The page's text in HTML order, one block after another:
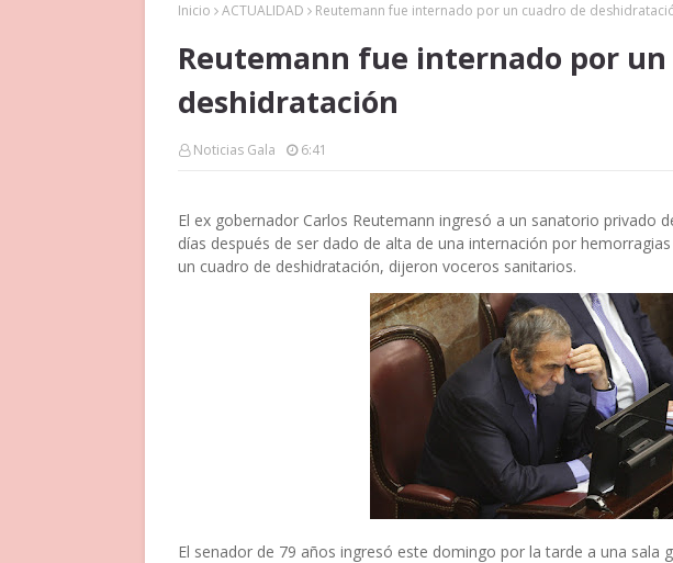
Inicio ACTUALIDAD Reutemann fue internado por un cuadro de
Reutemann fue internado por un
deshidratación
Noticias Gala 6:41
El ex gobernador Carlos Reutemann ingresó a un sanatorio privado
días después de ser dado de alta de una internación por
un cuadro de deshidratación, dijeron voceros sanitarios.
El senador de 79 años ingresó este domingo por la tarde a una sala